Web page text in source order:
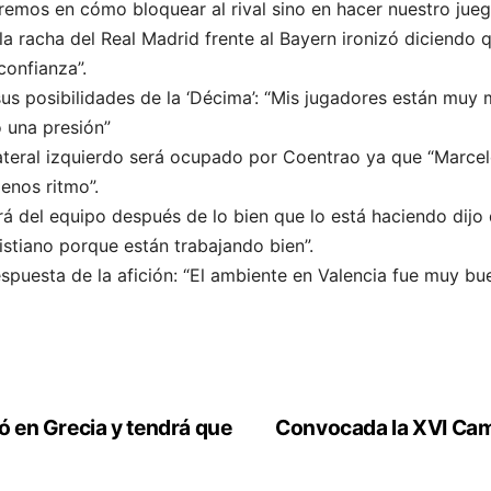
en cómo bloquear al rival sino en hacer nuestro
racha del Real Madrid frente al Bayern ironizó diciendo
posibilidades de la ‘Décima’: “Mis jugadores están
una presión”
izquierdo será ocupado por Coentrao ya que
ritmo”.
del equipo después de lo bien que lo está haciendo
porque están trabajando bien”.
de la afición: “El ambiente en Valencia fue muy
Convocada la XVI
en Grecia y tendrá que